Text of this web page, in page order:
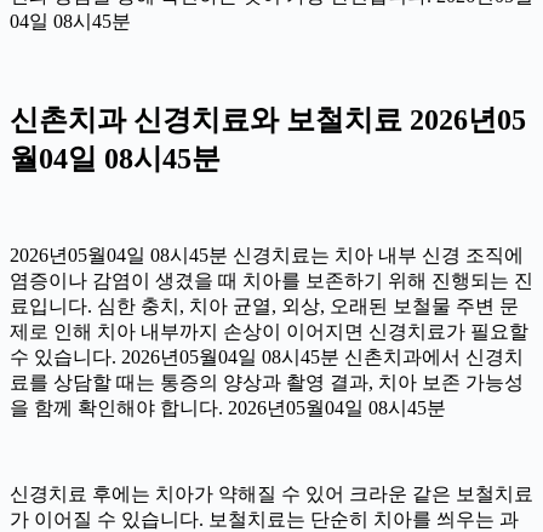
04일 08시45분
신촌치과 신경치료와 보철치료 2026년05
월04일 08시45분
2026년05월04일 08시45분 신경치료는 치아 내부 신경 조직에
염증이나 감염이 생겼을 때 치아를 보존하기 위해 진행되는 진
료입니다. 심한 충치, 치아 균열, 외상, 오래된 보철물 주변 문
제로 인해 치아 내부까지 손상이 이어지면 신경치료가 필요할
수 있습니다. 2026년05월04일 08시45분 신촌치과에서 신경치
료를 상담할 때는 통증의 양상과 촬영 결과, 치아 보존 가능성
을 함께 확인해야 합니다. 2026년05월04일 08시45분
신경치료 후에는 치아가 약해질 수 있어 크라운 같은 보철치료
가 이어질 수 있습니다. 보철치료는 단순히 치아를 씌우는 과